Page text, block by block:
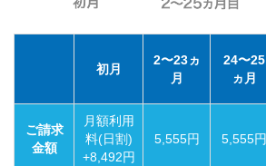
初月
2〜23ヵ
月
24〜25
ヵ月
ご請求
金額
月額利用
料(日割)
+8,492円
5,555円 5,555円